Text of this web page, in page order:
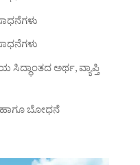
ಸಿದ್ಧಾಂತದ ಅರ್ಥ, ವ್ಯಾಪ್ತಿ
ಹಾಗೂ ಬೋಧನೆ